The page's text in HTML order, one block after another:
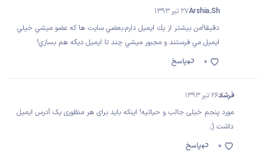
Arshia.Sh27 تیر 1393
دقيقا!من بيشتر از يك ايميل دارم.بعضي سايت ها كه عضو ميشي خيلي
ايميل مي فرستند و مجبور ميشي چند تا ايميل ديگه هم بسازي!
پاسخ
0
فرشاد26 تیر 1393
مورد پنجم خیلی جالب و حیاتیه! اینکه باید برای هر منظوری یک آدرس ایمیل
داشت (;
پاسخ
0